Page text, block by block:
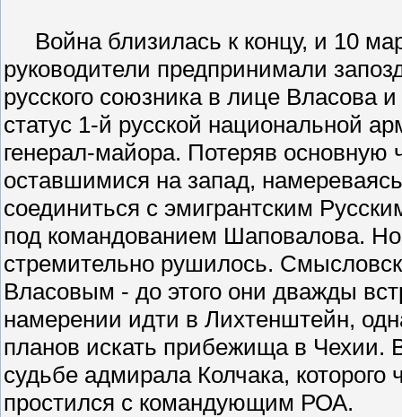
Война близилась к концу, и 10
руководители предпринимали
русского союзника в лице Власова
статус 1-й русской национальной
генерал-майора. Потеряв основную
оставшимися на запад,
соединиться с эмигрантским
под командованием Шаповалова.
стремительно рушилось.
Власовым - до этого они дважды
намерении идти в Лихтенштейн,
планов искать прибежища в Чехии.
судьбе адмирала Колчака,
простился с командующим РОА.